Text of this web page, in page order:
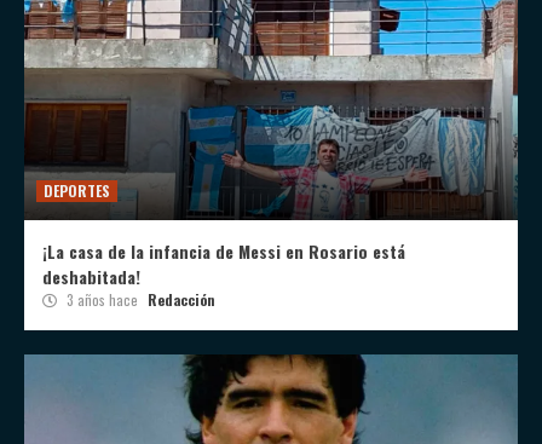
DEPORTES
¡La casa de la infancia de Messi en Rosario está
deshabitada!
3 años hace Redacción